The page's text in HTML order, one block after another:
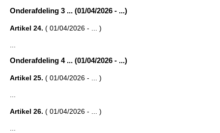
Onderafdeling 3 ... (01/04/2026 - ...)
Artikel 24. ( 01/04/2026 - ... )
...
Onderafdeling 4 ... (01/04/2026 - ...)
Artikel 25. ( 01/04/2026 - ... )
...
Artikel 26. ( 01/04/2026 - ... )
...